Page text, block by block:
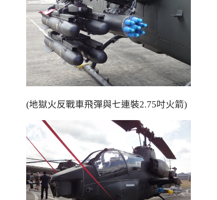
(地獄火反戰車飛彈與七連裝2.75吋火箭)